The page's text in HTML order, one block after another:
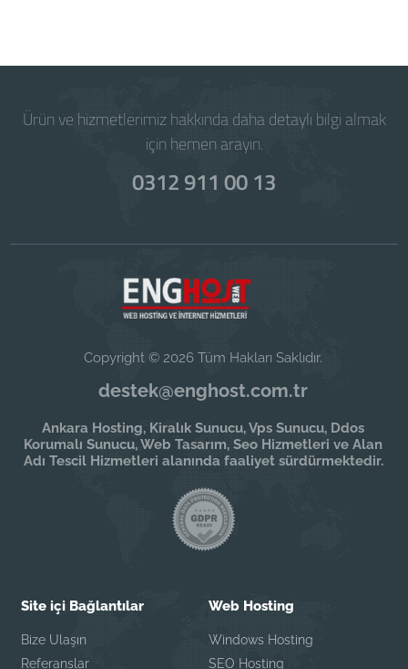
Ürün ve hizmetlerimiz hakkında daha detaylı bilgi almak
için hemen arayın.
0312 911 00 13
Copyright © 2026 Tüm Hakları Saklıdır.
destek@enghost.com.tr
Ankara Hosting, Kiralık Sunucu, Vps Sunucu, Ddos
Korumalı Sunucu, Web Tasarım, Seo Hizmetleri ve Alan
Adı Tescil Hizmetleri alanında faaliyet sürdürmektedir.
Site içi Bağlantılar
Bize Ulaşın
Referanslar
Web Hosting
Windows Hosting
SEO Hosting